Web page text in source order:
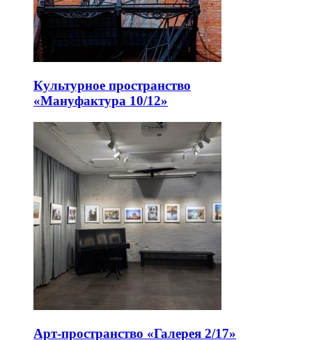
Культурное пространство
«Мануфактура 10/12»
Арт-пространство «Галерея 2/17»